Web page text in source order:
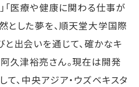
「医療や健康に関わる仕事が
然とした夢を、順天堂大学国際
出会いを通じて、確かなキ
久津裕亮さん。現在は開発
て、中央アジア・ウズベキスタ